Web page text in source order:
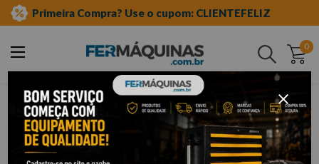
Primeira Compra? Use o cupom: CLIENTEFELIZ
0
Buscar
ferramentas manuais
jogo de chave allen
longa